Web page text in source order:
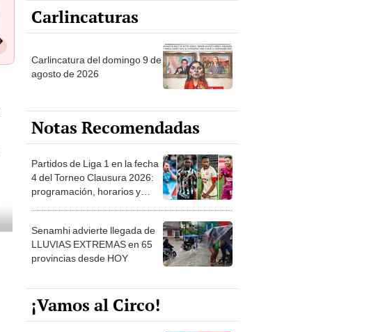
Carlincaturas
Carlincatura del domingo 9 de
agosto de 2026
Notas Recomendadas
Partidos de Liga 1 en la fecha
4 del Torneo Clausura 2026:
programación, horarios y
Senamhi advierte llegada de
LLUVIAS EXTREMAS en 65
provincias desde HOY
¡Vamos al Circo!